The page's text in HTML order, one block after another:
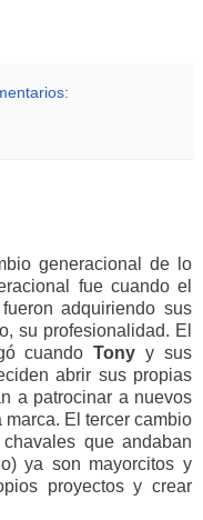
generacional de lo
fue cuando el
adquiriendo sus
su profesionalidad. El
cuandoTony y sus
abrir sus propias
a patrocinar a nuevos
El tercer cambio
que andaban
ya son mayorcitos y
proyectos y crear